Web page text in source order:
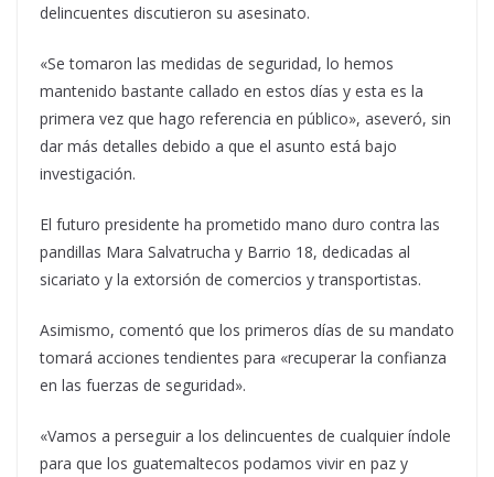
delincuentes discutieron su asesinato.
«Se tomaron las medidas de seguridad, lo hemos
mantenido bastante callado en estos días y esta es la
primera vez que hago referencia en público», aseveró, sin
dar más detalles debido a que el asunto está bajo
investigación.
El futuro presidente ha prometido mano duro contra las
pandillas Mara Salvatrucha y Barrio 18, dedicadas al
sicariato y la extorsión de comercios y transportistas.
Asimismo, comentó que los primeros días de su mandato
tomará acciones tendientes para «recuperar la confianza
en las fuerzas de seguridad».
«Vamos a perseguir a los delincuentes de cualquier índole
para que los guatemaltecos podamos vivir en paz y